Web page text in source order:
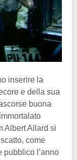
inserire la
e della sua
buona
Albert Allard si
come
pubblico l’anno